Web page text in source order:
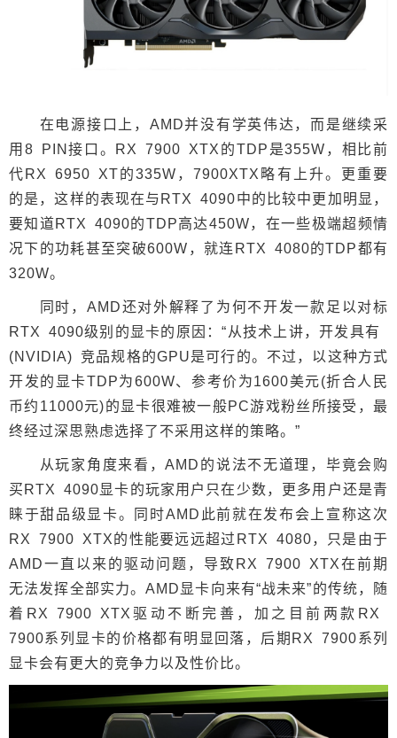
在电源接口上，AMD并没有学英伟达，而是继续采
用8 PIN接口。RX 7900 XTX的TDP是355W，相比前
代RX 6950 XT的335W，7900XTX略有上升。更重要
的是，这样的表现在与RTX 4090中的比较中更加明显，
要知道RTX 4090的TDP高达450W，在一些极端超频情
况下的功耗甚至突破600W，就连RTX 4080的TDP都有
320W。
同时，AMD还对外解释了为何不开发一款足以对标
RTX 4090级别的显卡的原因：“从技术上讲，开发具有
(NVIDIA) 竞品规格的GPU是可行的。不过，以这种方式
开发的显卡TDP为600W、参考价为1600美元(折合人民
币约11000元)的显卡很难被一般PC游戏粉丝所接受，最
终经过深思熟虑选择了不采用这样的策略。”
从玩家角度来看，AMD的说法不无道理，毕竟会购
买RTX 4090显卡的玩家用户只在少数，更多用户还是青
睐于甜品级显卡。同时AMD此前就在发布会上宣称这次
RX 7900 XTX的性能要远远超过RTX 4080，只是由于
AMD一直以来的驱动问题，导致RX 7900 XTX在前期
无法发挥全部实力。AMD显卡向来有“战未来”的传统，随
着RX 7900 XTX驱动不断完善，加之目前两款RX
7900系列显卡的价格都有明显回落，后期RX 7900系列
显卡会有更大的竞争力以及性价比。